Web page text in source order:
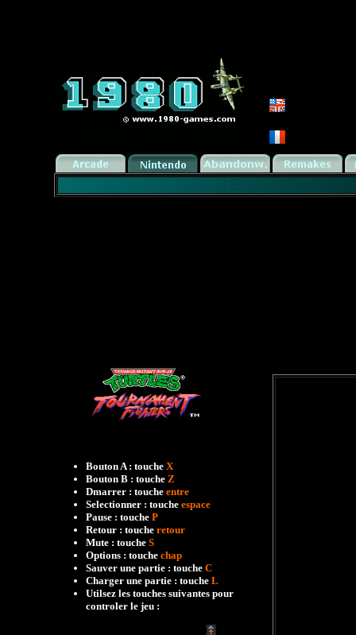
Bouton A : touche X
Bouton B : touche Z
Dmarrer : touche entre
Selectionner : touche espace
Pause : touche P
Retour : touche retour
Mute : touche S
Options : touche chap
Sauver une partie : touche C
Charger une partie : touche L
Utilsez les touches suivantes pour
controler le jeu :